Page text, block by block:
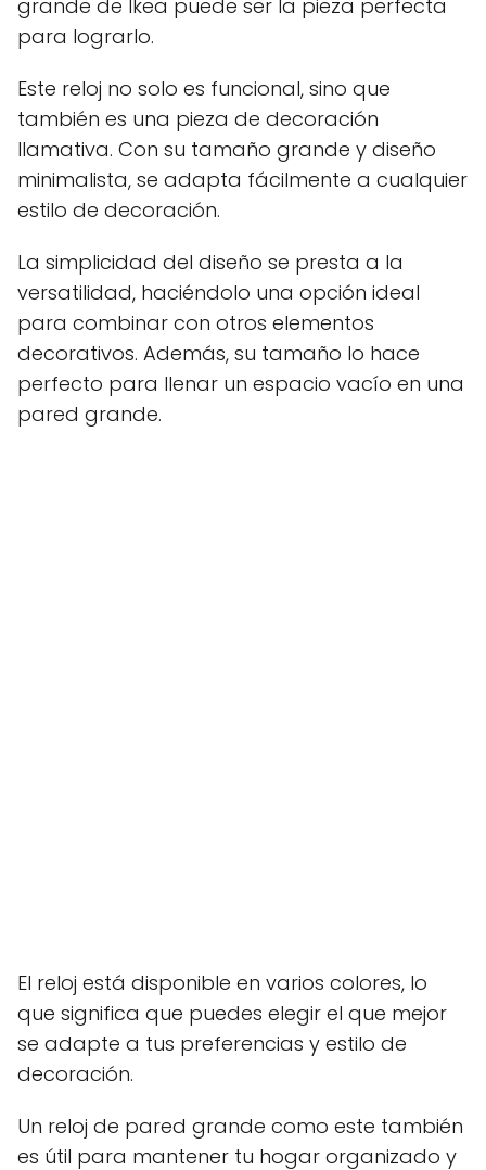
grande de Ikea puede ser la pieza perfecta
para lograrlo.
Este reloj no solo es funcional, sino que
también es una pieza de decoración
llamativa. Con su tamaño grande y diseño
minimalista, se adapta fácilmente a cualquier
estilo de decoración.
La simplicidad del diseño se presta a la
versatilidad, haciéndolo una opción ideal
para combinar con otros elementos
decorativos. Además, su tamaño lo hace
perfecto para llenar un espacio vacío en una
pared grande.
El reloj está disponible en varios colores, lo
que significa que puedes elegir el que mejor
se adapte a tus preferencias y estilo de
decoración.
Un reloj de pared grande como este también
es útil para mantener tu hogar organizado y